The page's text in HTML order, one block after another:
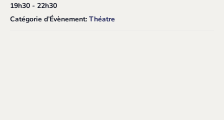
19h30 - 22h30
Catégorie d’Évènement: Théatre